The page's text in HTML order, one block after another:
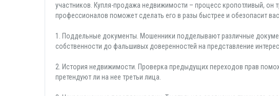
участников. Купля-продажа недвижимости – процесс кропотливый, он
профессионалов поможет сделать его в разы быстрее и обезопасит
1. Поддельные документы. Мошенники подделывают различные
собственности до фальшивых доверенностей на представление
2. История недвижимости. Проверка предыдущих переходов прав
претендуют ли на нее третьи лица.